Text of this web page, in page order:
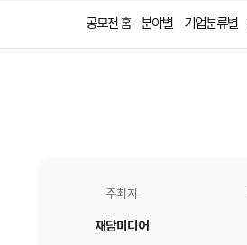
공모전 홈 분야별 기업분류별
주최자
재담미디어